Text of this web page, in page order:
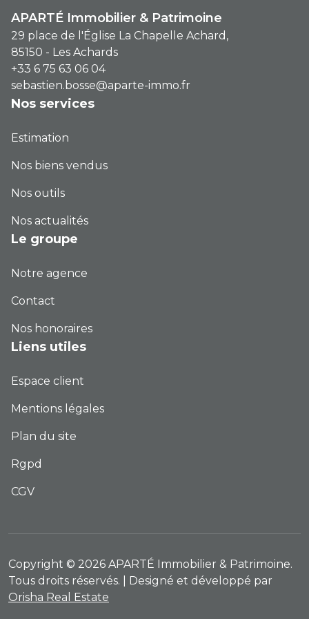
environ 220 mètres de tables) - Terrain
(terre-plein) de 1 700 m² - Bâtiment de
production : 220 m² - Espace
dégustation : 200 m² Un outil de travail
clé en main : - Vente incluant l'ensemble
du matériel de production - 2 salariés
ETP - Aucun investissement à prévoir -
opérationnelle Implantée dans un
environnement naturel protégé et très
fréquenté, cette entreprise bénéficie
d'une forte attractivité touristique et
APARTÉ Immobilier & Patrimoine
29 place de l'Église La Chapelle Achard,
85150 - Les Achards
+33 6 75 63 06 04
sebastien.bosse@aparte-immo.fr
Nos services
Estimation
Nos biens vendus
Nos outils
Nos actualités
Le groupe
Notre agence
Contact
Nos honoraires
Liens utiles
Espace client
Mentions légales
Plan du site
Rgpd
CGV
Copyright © 2026 APARTÉ Immobilier & Patrimoine.
Tous droits réservés. | Designé et développé par
Orisha Real Estate